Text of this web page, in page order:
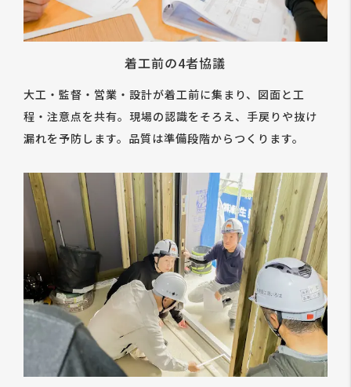
着工前の4者協議
大工・監督・営業・設計が着工前に集まり、図面と工
程・注意点を共有。現場の認識をそろえ、手戻りや抜け
漏れを予防します。品質は準備段階からつくります。